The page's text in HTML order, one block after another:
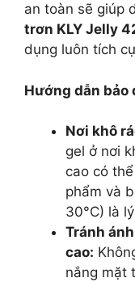
an toàn sẽ giúp
trơn KLY Jelly
dụng luôn tích
Hướng dẫn bảo
Nơi khô
gel ở nơi
cao có
phẩm và
30°C) là
Tránh
cao:
nắng mặt